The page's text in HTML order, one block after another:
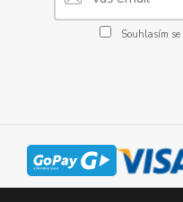
Souhlasím se